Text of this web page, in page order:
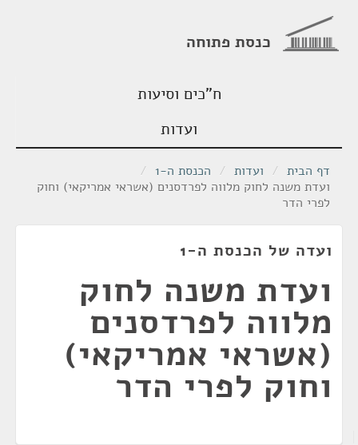
כנסת פתוחה
ח"כים וסיעות
ועדות
דף הבית / ועדות / הכנסת ה-1
/
ועדת משנה לחוק מלווה לפרדסנים (אשראי אמריקאי) וחוק
לפרי הדר
ועדה של הכנסת ה-1
ועדת משנה לחוק
מלווה לפרדסנים
(אשראי אמריקאי)
וחוק לפרי הדר